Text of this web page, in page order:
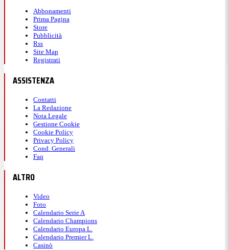
Abbonamenti
Prima Pagina
Store
Pubblicità
Rss
Site Map
Registrati
ASSISTENZA
Contatti
La Redazione
Nota Legale
Gestione Cookie
Cookie Policy
Privacy Policy
Cond. Generali
Faq
ALTRO
Video
Foto
Calendario Serie A
Calendario Champions
Calendario Europa L.
Calendario Premier L.
Casinò